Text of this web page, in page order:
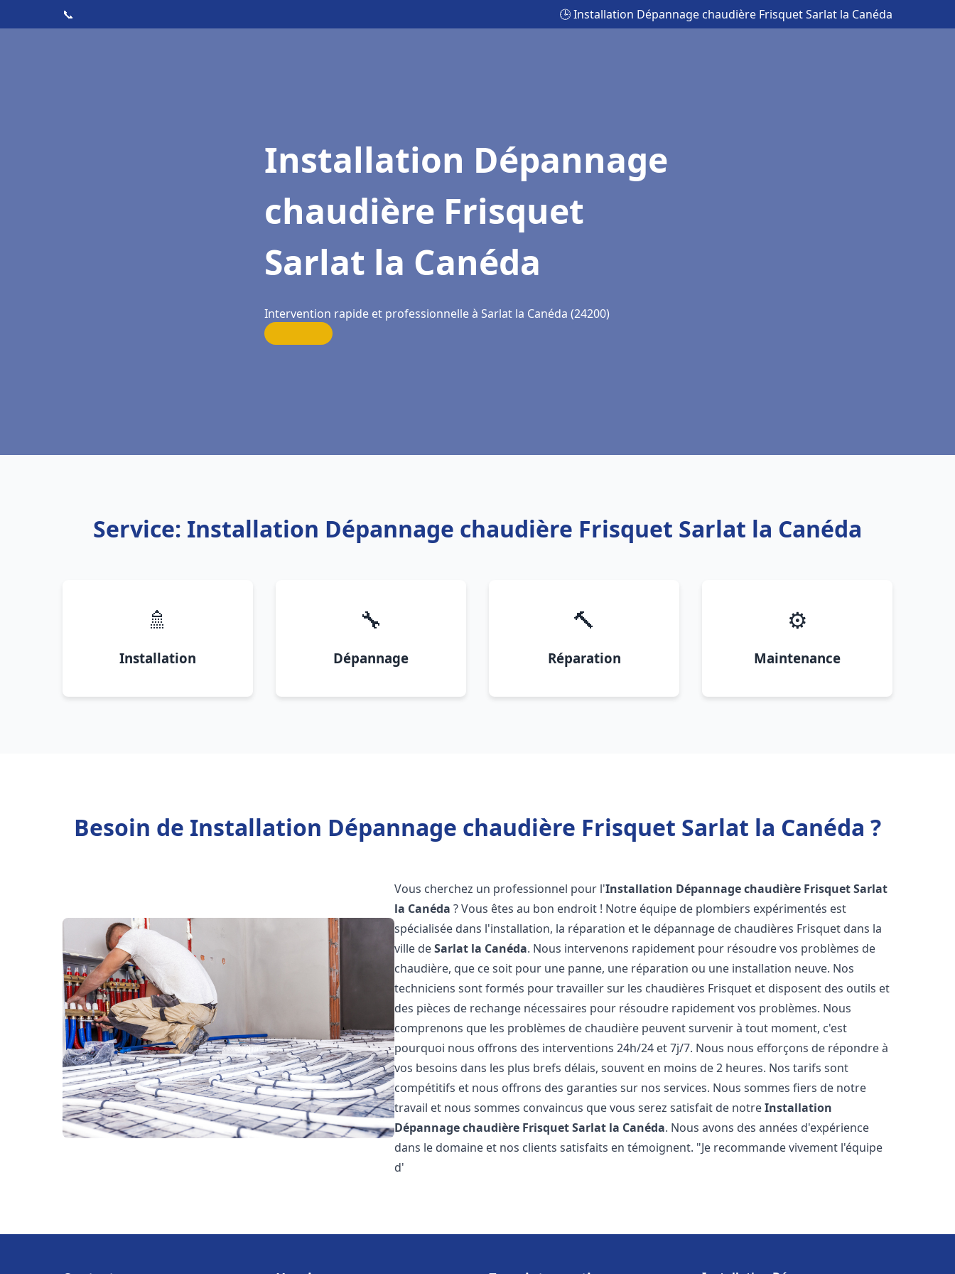
📞 🕒 Installation Dépannage chaudière Frisquet Sarlat la Canéda
Installation Dépannage
chaudière Frisquet
Sarlat la Canéda
Intervention rapide et professionnelle à Sarlat la Canéda (24200)
Service: Installation Dépannage chaudière Frisquet Sarlat la Canéda
🚿
Installation
🔧
Dépannage
🔨
Réparation
⚙️
Maintenance
Besoin de Installation Dépannage chaudière Frisquet Sarlat la Canéda ?
Vous cherchez un professionnel pour l'Installation Dépannage chaudière FrisquetSarlat
la Canéda ? Vous êtes au bon endroit ! Notre équipe de plombiers expérimentés est
spécialisée dans l'installation, la réparation et le dépannage de chaudières Frisquet dans la
ville deSarlat la Canéda. Nous intervenons rapidement pour résoudre vos problèmes de
chaudière, que ce soit pour une panne, une réparation ou une installation neuve. Nos
techniciens sont formés pour travailler sur les chaudières Frisquet et disposent des outils et
des pièces de rechange nécessaires pour résoudre rapidement vos problèmes. Nous
comprenons que les problèmes de chaudière peuvent survenir à tout moment, c'est
pourquoi nous offrons des interventions 24h/24 et 7j/7. Nous nous efforçons de répondre à
vos besoins dans les plus brefs délais, souvent en moins de 2 heures. Nos tarifs sont
compétitifs et nous offrons des garanties sur nos services. Nous sommes fiers de notre
travail et nous sommes convaincus que vous serez satisfait de notreInstallation
Dépannage chaudière FrisquetSarlat la Canéda. Nous avons des années d'expérience
dans le domaine et nos clients satisfaits en témoignent. "Je recommande vivement l'équipe
d'